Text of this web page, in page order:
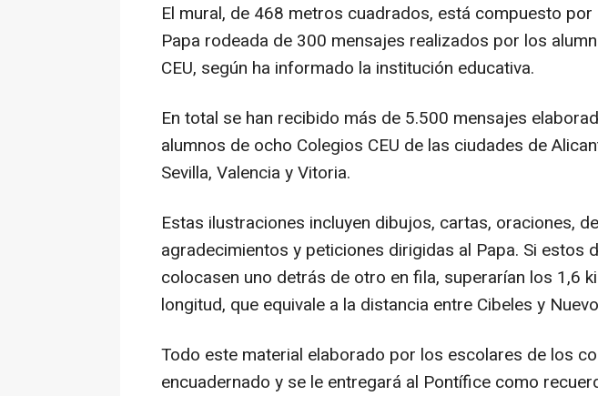
El mural, de 468 metros cuadrados, está compuesto por
Papa rodeada de 300 mensajes realizados por los
CEU, según ha informado la institución educativa.
En total se han recibido más de 5.500 mensajes
alumnos de ocho Colegios CEU de las ciudades de
Sevilla, Valencia y Vitoria.
Estas ilustraciones incluyen dibujos, cartas, oraciones,
agradecimientos y peticiones dirigidas al Papa. Si estos
colocasen uno detrás de otro en fila, superarían los 1,6
longitud, que equivale a la distancia entre Cibeles y
Todo este material elaborado por los escolares de los
encuadernado y se le entregará al Pontífice como